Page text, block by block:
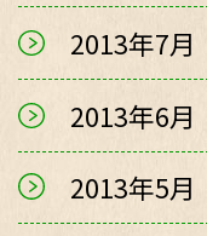
2013年7月
2013年6月
2013年5月